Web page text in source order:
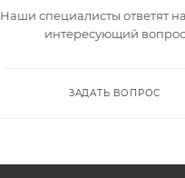
Наши специалисты ответят
интересующий вопрос
ЗАДАТЬ ВОПРОС